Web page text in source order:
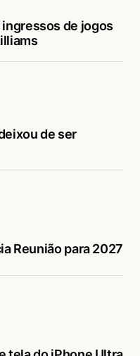
ingressos de jogos
de ser
Reunião para 2027